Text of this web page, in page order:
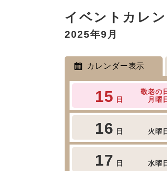
文
イベントカレ
2025年9月
カレンダー表示
15 日
敬老の
月曜
16 日 火曜
17 日 水曜